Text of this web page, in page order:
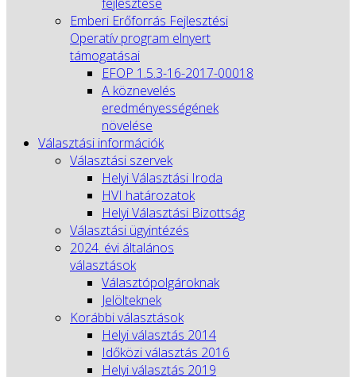
Emberi Erőforrás Fejlesztési
Operatív program elnyert
támogatásai
EFOP 1.5.3-16-2017-00018
A köznevelés
eredményességének
növelése
Választási információk
Választási szervek
Helyi Választási Iroda
HVI határozatok
Helyi Választási Bizottság
Választási ügyintézés
2024. évi általános
választások
Választópolgároknak
Jelölteknek
Korábbi választások
Helyi választás 2014
Időközi választás 2016
Helyi választás 2019